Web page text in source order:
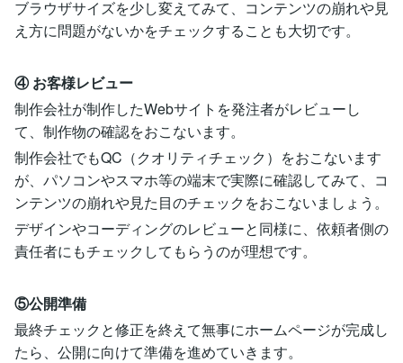
ブラウザサイズを少し変えてみて、コンテンツの崩れや見
え方に問題がないかをチェックすることも大切です。
④ お客様レビュー
制作会社が制作したWebサイトを発注者がレビューし
て、制作物の確認をおこないます。
制作会社でもQC（クオリティチェック）をおこないます
が、パソコンやスマホ等の端末で実際に確認してみて、コ
ンテンツの崩れや見た目のチェックをおこないましょう。
デザインやコーディングのレビューと同様に、依頼者側の
責任者にもチェックしてもらうのが理想です。
⑤公開準備
最終チェックと修正を終えて無事にホームページが完成し
たら、公開に向けて準備を進めていきます。